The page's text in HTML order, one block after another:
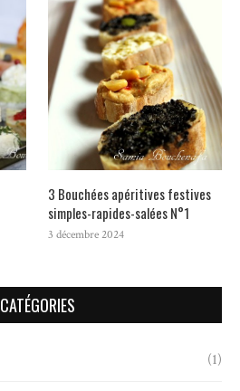
3 Bouchées apéritives festives
simples-rapides-salées N°1
3 décembre 2024
CATÉGORIES
(1)